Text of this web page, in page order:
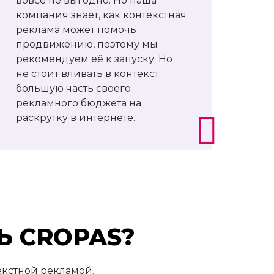
компания знает, как контекстная
реклама может помочь
продвижению, поэтому мы
рекомендуем её к запуску. Но
не стоит вливать в контекст
большую часть своего
рекламного бюджета на
раскрутку в интернете.
рекламой.